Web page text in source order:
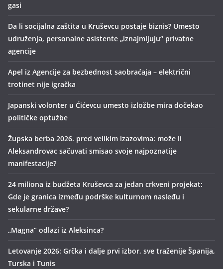
gasi
Da li socijalna zaštita u Kruševcu postaje biznis? Umesto
udruženja, personalne asistente „iznajmljuju“ privatne
agencije
Apel iz Agencije za bezbednost saobraćaja – električni
trotinet nije igračka
Japanski volonter u Ćićevcu umesto izložbe mira dočekao
političke optužbe
Župska berba 2026. pred velikim izazovima: može li
Aleksandrovac sačuvati smisao svoje najpoznatije
manifestacije?
24 miliona iz budžeta Kruševca za jedan crkveni projekat:
Gde je granica između podrške kulturnom nasleđu i
sekularne države?
„Magna“ odlazi iz Aleksinca?
Letovanje 2026: Grčka i dalje prvi izbor, sve traženije Španija,
Turska i Tunis